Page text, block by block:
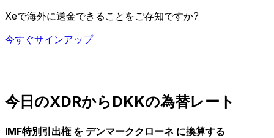
Xeで海外に送金できることをご存知ですか?
今すぐサインアップ
今日のXDRからDKKの為替レート
IMF特別引出権 を デンマーククローネ に換算する